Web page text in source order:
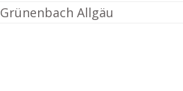
Grünenbach Allgäu